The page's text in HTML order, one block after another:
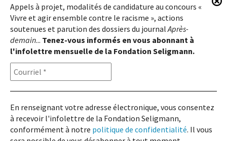
En renseignant votre adresse électronique, vous
consentez à recevoir l'infolettre de la Fondation
Seligmann, conformément à notrepolitique de
confidentialité. Il vous sera possible de vous
désabonner à tout moment.
Copyright © 2026Fondation Seligmann|Mentions légales|Crédits
Fondation Seligmann
Journal Après-demain
Appels à projet, modalités de candidature au concours «
Vivre et agir ensemble contre le racisme », actions
soutenues et parution des dossiers du journalAprès-
demain... Tenez-vous informés en vous abonnant à
l'infolettre mensuelle de la Fondation Seligmann.
En renseignant votre adresse électronique, vous consentez
à recevoir l'infolettre de la Fondation Seligmann,
conformément à notre politique de confidentialité. Il vous